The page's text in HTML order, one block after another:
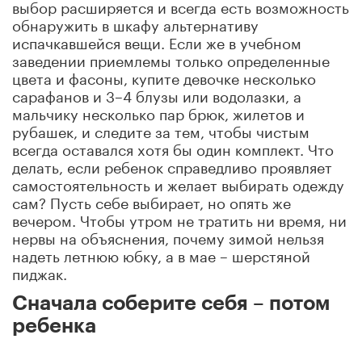
выбор расширяется и всегда есть возможность
обнаружить в шкафу альтернативу
испачкавшейся вещи. Если же в учебном
заведении приемлемы только определенные
цвета и фасоны, купите девочке несколько
сарафанов и 3–4 блузы или водолазки, а
мальчику несколько пар брюк, жилетов и
рубашек, и следите за тем, чтобы чистым
всегда оставался хотя бы один комплект. Что
делать, если ребенок справедливо проявляет
самостоятельность и желает выбирать одежду
сам? Пусть себе выбирает, но опять же
вечером. Чтобы утром не тратить ни время, ни
нервы на объяснения, почему зимой нельзя
надеть летнюю юбку, а в мае – шерстяной
пиджак.
Сначала соберите себя – потом
ребенка